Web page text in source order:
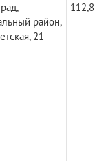
район,
21
112,8